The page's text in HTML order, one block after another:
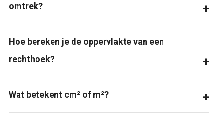
omtrek?
Hoe bereken je de oppervlakte van een
rechthoek?
Wat betekent cm² of m²?